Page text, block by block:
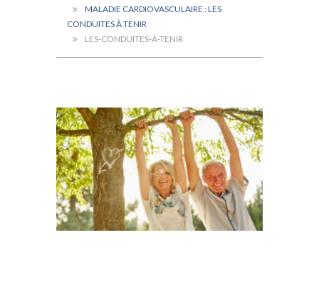
MALADIE CARDIOVASCULAIRE : LES
CONDUITES À TENIR
LES-CONDUITES-À-TENIR